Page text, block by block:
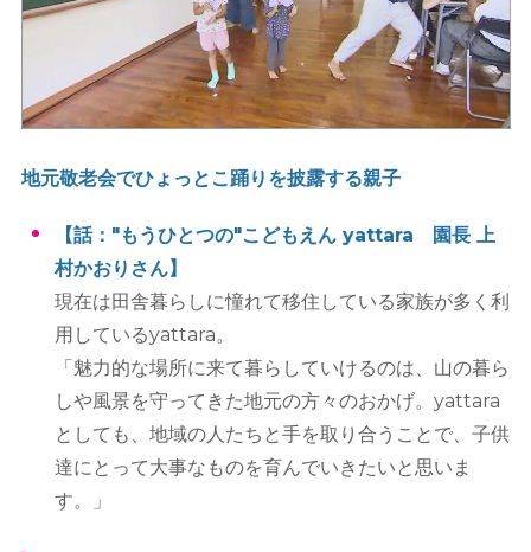
地元敬老会でひょっとこ踊りを披露する親子
【話："もうひとつの"こどもえん yattara 園長 上
村かおりさん】
現在は田舎暮らしに憧れて移住している家族が多く利
用しているyattara。
「魅力的な場所に来て暮らしていけるのは、山の暮ら
しや風景を守ってきた地元の方々のおかげ。yattara
としても、地域の人たちと手を取り合うことで、子供
達にとって大事なものを育んでいきたいと思いま
す。」